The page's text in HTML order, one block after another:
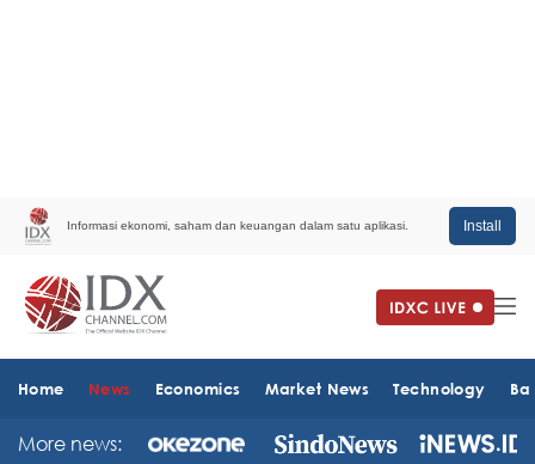
Informasi ekonomi, saham dan keuangan dalam satu aplikasi. Install
Home News Economics Market News Technology
More news: